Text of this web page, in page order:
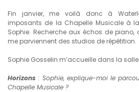
Fin janvier, me voilà donc à
imposants de la Chapelle Musicale à
Sophie. Recherche aux échos de
me parviennent des studios de répétition.
Sophie Gosselin m’accueille dans la
Horizons : Sophie, explique-moi le
Chapelle Musicale ?